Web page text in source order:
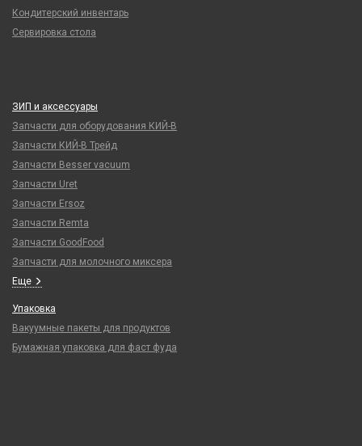
Кондитерский инвентарь
Сервировка стола
ЗИП и аксессуары
Запчасти для оборудования КИЙ-В
Запчасти КИЙ-В Трейд
Запчасти Besser vacuum
Запчасти Uret
Запчасти Ersoz
Запчасти Remta
Запчасти GoodFood
Запчасти для молочного миксера
Еще
Упаковка
Вакуумные пакеты для продуктов
Бумажная упаковка для фаст фуда